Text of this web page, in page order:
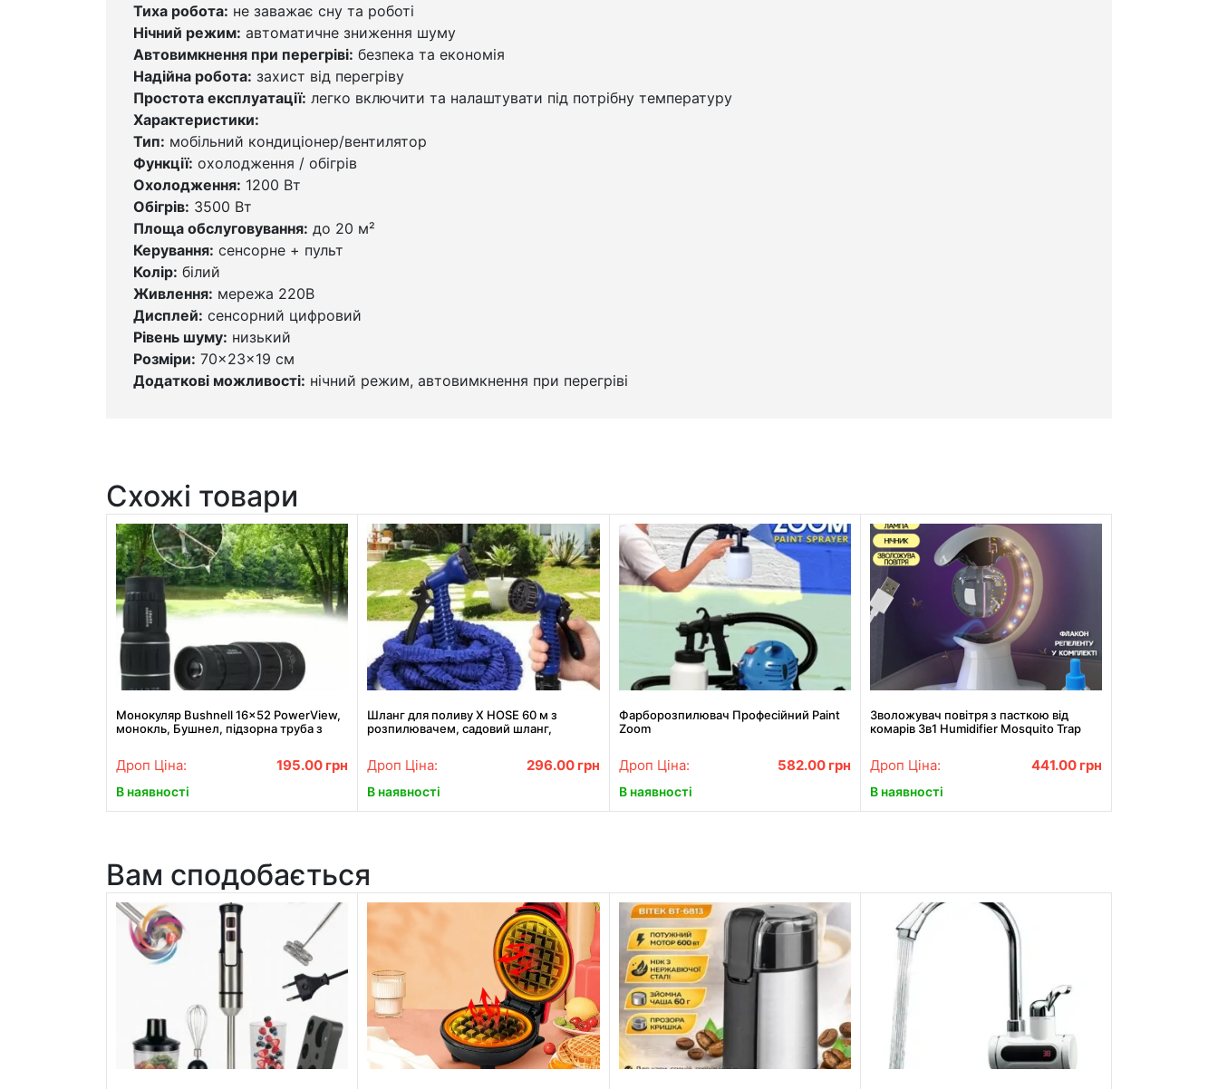
Тиха робота: не заважає сну та роботі
Нічний режим: автоматичне зниження шуму
Автовимкнення при перегріві: безпека та економія
Надійна робота: захист від перегріву
Простота експлуатації: легко включити та налаштувати під потрібну температуру
Характеристики:
Тип: мобільний кондиціонер/вентилятор
Функції: охолодження / обігрів
Охолодження: 1200 Вт
Обігрів: 3500 Вт
Площа обслуговування: до 20 м²
Керування: сенсорне + пульт
Колір: білий
Живлення: мережа 220В
Дисплей: сенсорний цифровий
Рівень шуму: низький
Розміри: 70×23×19 см
Додаткові можливості: нічний режим, автовимкнення при перегріві
Схожі товари
Монокуляр Bushnell 16x52 PowerView,
монокль, Бушнел, підзорна труба з
Дроп Ціна: 195.00 грн
В наявності
Шланг для поливу X HOSE 60 м з
розпилювачем, садовий шланг,
Дроп Ціна: 296.00 грн
В наявності
Фарборозпилювач Професійний Paint
Zoom
Дроп Ціна: 582.00 грн
В наявності
Зволожувач повітря з пасткою від
комарів 3в1 Humidifier Mosquito Trap
Дроп Ціна: 441.00 грн
В наявності
Вам сподобається